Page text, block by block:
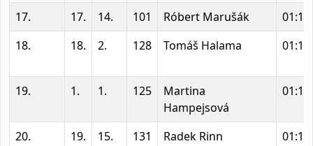
17. 17. 14. 101 Róbert Marušák
18.
18. 2. 128 Tomáš Halama
19. 1. 1. 125
Martina
Hampejsová
20. 19. 15. 131 Radek Rinn